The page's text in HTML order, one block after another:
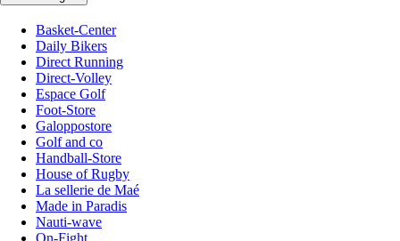
Basket-Center
Daily Bikers
Direct Running
Direct-Volley
Espace Golf
Foot-Store
Galoppostore
Golf and co
Handball-Store
House of Rugby
La sellerie de Maé
Made in Paradis
Nauti-wave
On-Fight